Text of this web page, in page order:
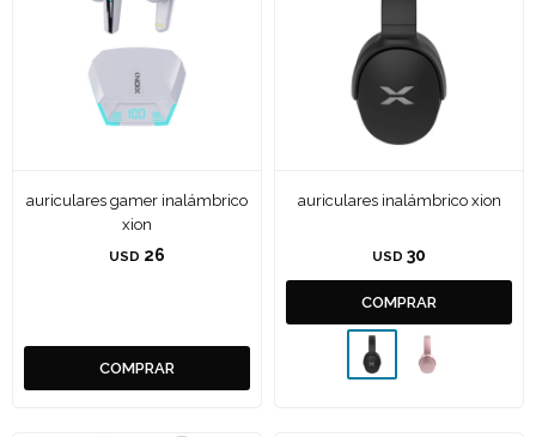
auriculares gamer inalámbrico
xion
USD 26
auriculares inalámbrico xion
USD 30